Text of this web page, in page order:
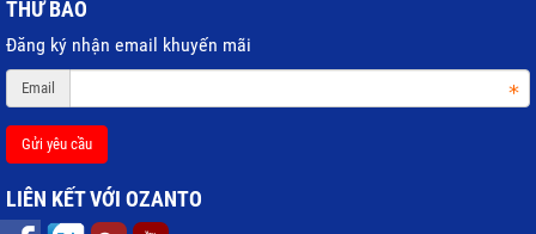
THƯ BÁO
Đăng ký nhận email khuyến mãi
Email
Gửi yêu cầu
LIÊN KẾT VỚI OZANTO